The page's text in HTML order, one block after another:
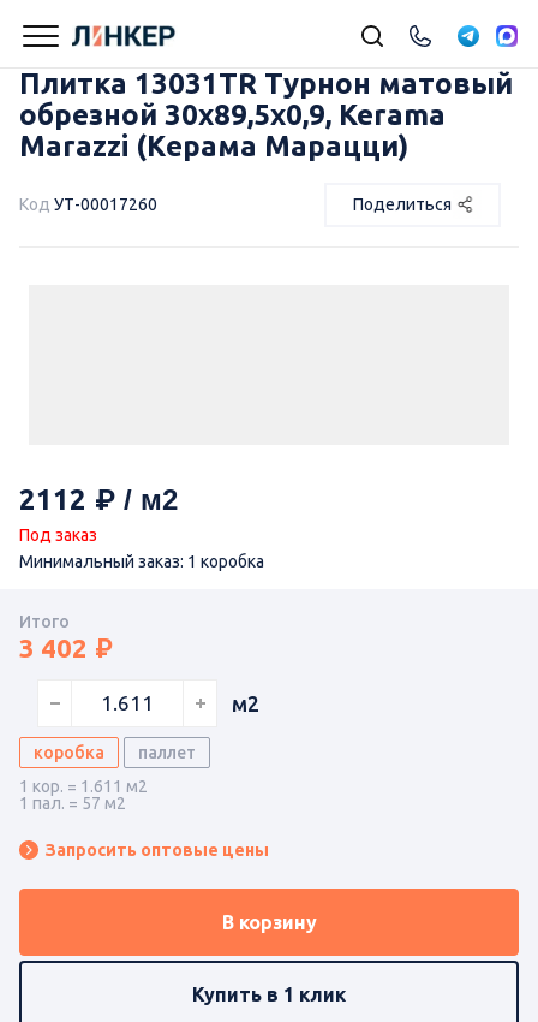
Плитка 13031TR Турнон матовый
обрезной 30x89,5x0,9, Kerama
Marazzi (Керама Марацци)
Код УТ-00017260 Поделиться
2112
Под заказ
Минимальный заказ: 1 коробка
Итого
3 402
м2
коробка
паллет
1 кор. = 1.611 м2
1 пал. = 57 м2
Запросить оптовые цены
В корзину
Купить в 1 клик